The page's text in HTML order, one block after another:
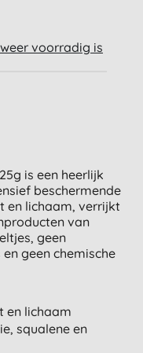
voorradig is
is een heerlijk
beschermende
en lichaam, verrijkt
van
geen
geen chemische
en lichaam
squalene en